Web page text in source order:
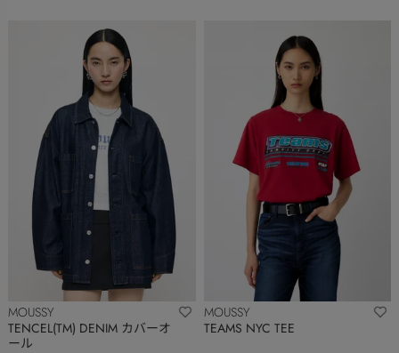
MOUSSY
TENCEL(TM) DENIM カバーオ
ール
MOUSSY
TEAMS NYC TEE